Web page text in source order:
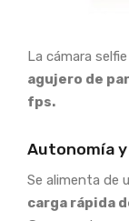
La cámara
agujero de
fps.
Autonomía
Se alimenta de
carga rápida